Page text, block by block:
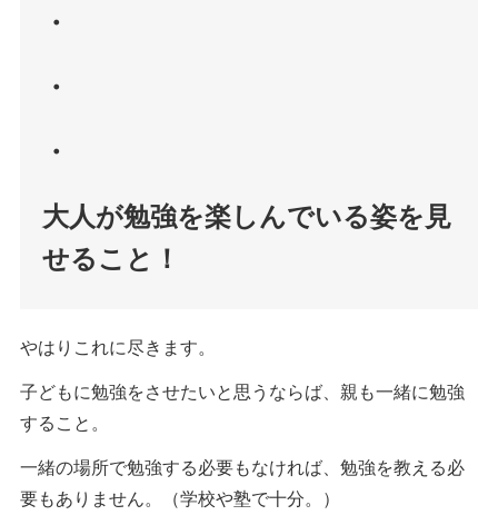
・
・
・
大人が勉強を楽しんでいる姿を見
せること！
やはりこれに尽きます。
子どもに勉強をさせたいと思うならば、親も一緒に勉強
すること。
一緒の場所で勉強する必要もなければ、勉強を教える必
要もありません。（学校や塾で十分。）